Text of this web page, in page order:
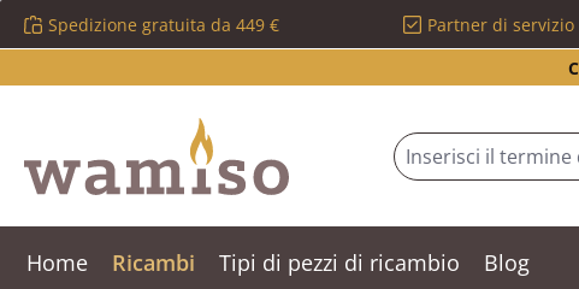
al contenuto principale
Salta alla ricerca
Passa alla navigazione principale
Spedizione gratuita da 449 € Partner di
Home Ricambi Tipi di pezzi di ricambio Blog